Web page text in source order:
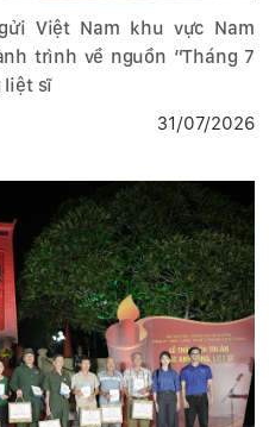
Việt Nam khu vực Nam
trình về nguồn “Tháng 7
liệt sĩ
31/07/2026